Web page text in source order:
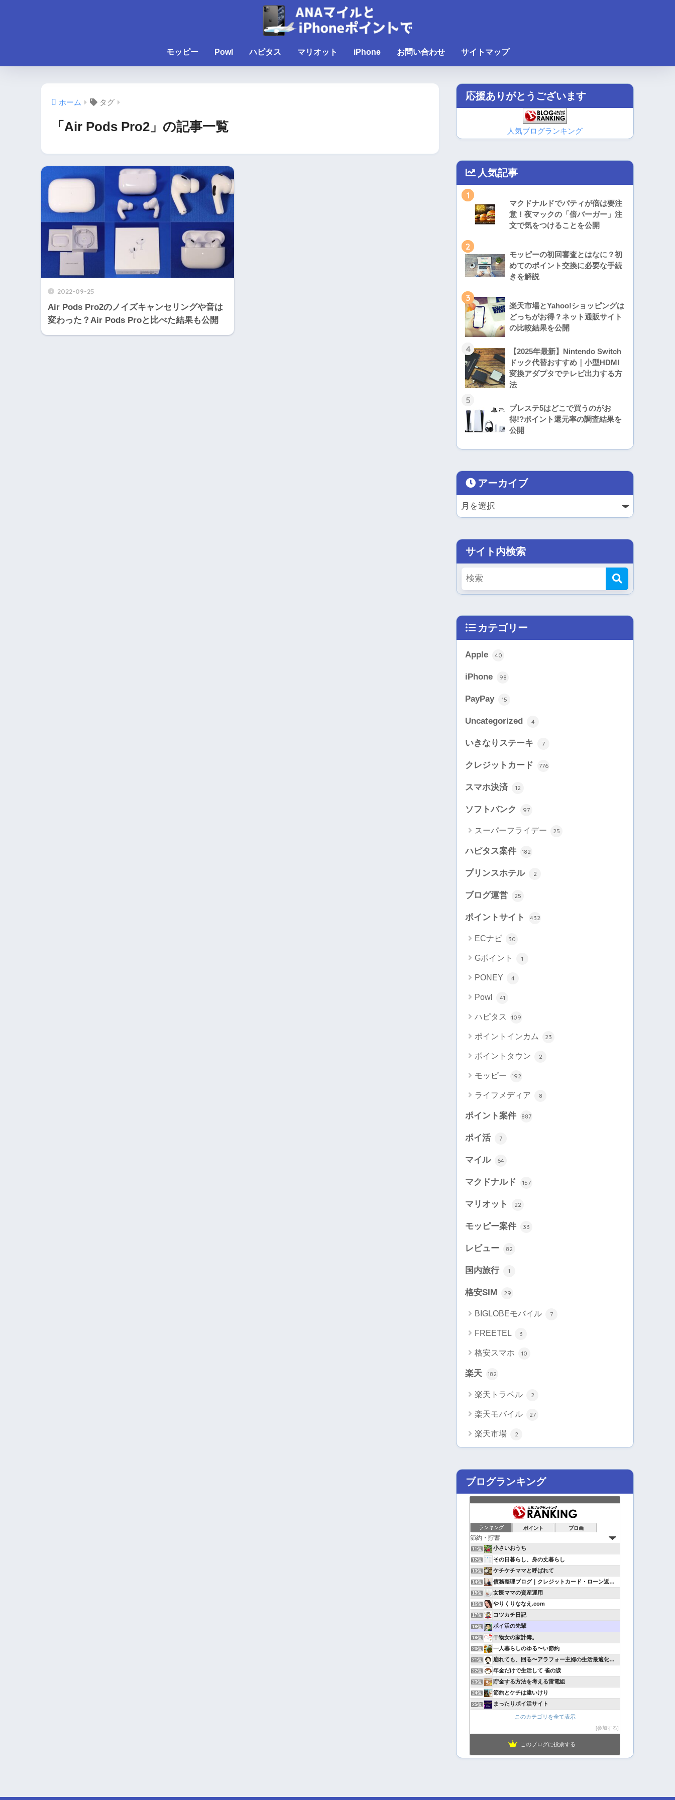
モッピー Powl ハピタス マリオット iPhone お問い合わせ サイトマップ
ホーム タグ
「Air Pods Pro2」の記事一覧
2022-09-25
Air Pods Pro2のノイズキャンセリングや音は
変わった？Air Pods Proと比べた結果も公開
応援ありがとうございます
人気ブログランキング
人気記事
1
マクドナルドでパティが倍は要注
意！夜マックの「倍バーガー」注
文で気をつけることを公開
2
モッピーの初回審査とはなに？初
めてのポイント交換に必要な手続
きを解説
3
楽天市場とYahoo!ショッピングは
どっちがお得？ネット通販サイト
の比較結果を公開
4
【2025年最新】Nintendo Switch
ドック代替おすすめ｜小型HDMI
変換アダプタでテレビ出力する方
法
5
プレステ5はどこで買うのがお
得!?ポイント還元率の調査結果を
公開
アーカイブ
サイト内検索
カテゴリー
Apple 40
iPhone 98
PayPay 15
Uncategorized 4
いきなりステーキ 7
クレジットカード 776
スマホ決済 12
ソフトバンク 97
スーパーフライデー 25
ハピタス案件 182
プリンスホテル 2
ブログ運営 25
ポイントサイト 432
ECナビ 30
Gポイント 1
PONEY 4
Powl 41
ハピタス 109
ポイントインカム 23
ポイントタウン 2
モッピー 192
ライフメディア 8
ポイント案件 887
ポイ活 7
マイル 64
マクドナルド 157
マリオット 22
モッピー案件 33
レビュー 82
国内旅行 1
格安SIM 29
BIGLOBEモバイル 7
FREETEL 3
格安スマホ 10
楽天 182
楽天トラベル 2
楽天モバイル 27
楽天市場 2
ブログランキング
ランキング ポイント ブロ画
11位 小さいおうち
12位 その日暮らし、身の丈暮らし
13位 ケチケチママと呼ばれて
14位 債務整理ブログ｜クレジットカード・ローン返済で悩んでいる方へ
15位 女医ママの資産運用
16位 やりくりななえ.com
17位 コツカチ日記
18位 ポイ活の先輩
19位 干物女の家計簿。
20位 一人暮らしのゆる〜い節約
21位 崩れても、回る〜アラフォー主婦の生活最適化日記
22位 年金だけで生活して 雀の涙
23位 貯金する方法を考える雷電組
24位 節約とケチは違いけり
25位 まったりポイ活サイト
このカテゴリを全て表示
参加する
このブログに投票する